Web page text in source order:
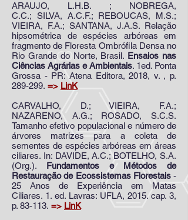
ARAUJO, L.H.B. ; NOBREGA,
C.C.; SILVA, A.C.F.; REBOUCAS, M.S.;
VIEIRA, F.A.; SANTANA, J.A.S. Relação
hipsométrica de espécies arbóreas em
fragmento de Floresta Ombrófila Densa no
Rio Grande do Norte, Brasil. Ensaios nas
Ciências Agrárias e Ambientais. 1ed. Ponta
Grossa - PR: Atena Editora, 2018, v. , p.
289-299. => LinK
CARVALHO, D.; VIEIRA, F.A.;
NAZARENO, A.G.; ROSADO, S.C.S.
Tamanho efetivo populacional e número de
árvores matrizes para a coleta de
sementes de espécies arbóreas em áreas
ciliares. In: DAVIDE, A.C.; BOTELHO, S.A.
(Org.). Fundamentos e Métodos de
Restauração de Ecossistemas Florestais-
25 Anos de Experiência em Matas
Ciliares. 1. ed. Lavras: UFLA, 2015. cap. 3,
p. 83-113. => LinK